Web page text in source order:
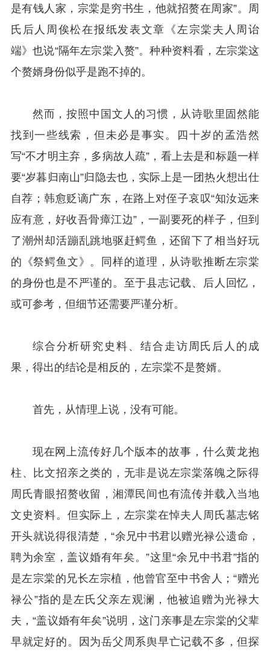
是有钱人家，宗棠是穷书生，他就招赘在周家”。周
氏后人周俟松在报纸发表文章《左宗棠夫人周诒
端》也说“隔年左宗棠入赘”。种种资料看，左宗棠这
个赘婿身份似乎是跑不掉的。
然而，按照中国文人的习惯，从诗歌里固然能
找到一些线索，但未必是事实。四十岁的孟浩然
写“不才明主弃，多病故人疏”，看上去是和标题一样
要“岁暮归南山”归隐去也，实际上是一团热火想出仕
自荐；韩愈贬谪广东，在路上对侄子哀叹“知汝远来
应有意，好收吾骨瘴江边”，一副要死的样子，但到
了潮州却活蹦乱跳地驱赶鳄鱼，还留下了相当好玩
的《祭鳄鱼文》。同样的道理，从诗歌推断左宗棠
的身份也是不严谨的。至于县志记载、后人回忆，
或可参考，但细节还需要严谨分析。
综合分析研究史料、结合走访周氏后人的成
果，得出的结论是相反的，左宗棠不是赘婿。
首先，从情理上说，没有可能。
现在网上流传好几个版本的故事，什么黄龙抱
柱、比文招亲之类的，无非是说左宗棠落魄之际得
周氏青眼招赘收留，湘潭民间也有流传并载入当地
文史资料。但实际上，左宗棠在悼夫人周氏墓志铭
开头就说得很清楚，“余兄中书君以赠光禄公遗命，
聘为余室，盖议婚有年矣。”这里“余兄中书君”指的
是左宗棠的兄长左宗植，他曾官至中书舍人；“赠光
禄公”指的是左氏父亲左观澜，他被追赠为光禄大
夫，“盖议婚有年矣”说明，这门亲事是左宗棠的父辈
早就定好的。因为岳父周系舆早亡记载不多，但探